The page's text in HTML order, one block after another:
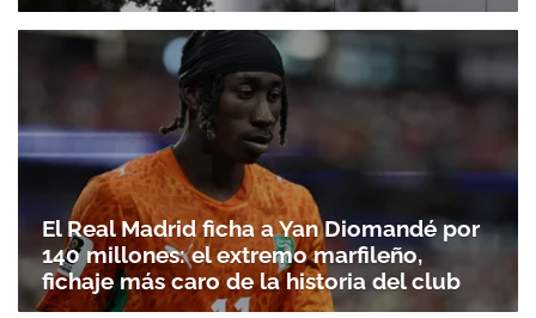
El Real Madrid ficha a Yan Diomandé por
140 millones: el extremo marfileño,
fichaje más caro de la historia del club